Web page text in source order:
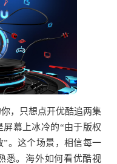
，只想点开优酷追两集
幕上冰冷的“由于版权
”。这个场景，相信每一
悉。海外如何看优酷视